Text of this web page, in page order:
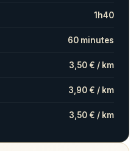
1h40
60 minutes
3,50 € / km
3,90 € / km
3,50 € / km